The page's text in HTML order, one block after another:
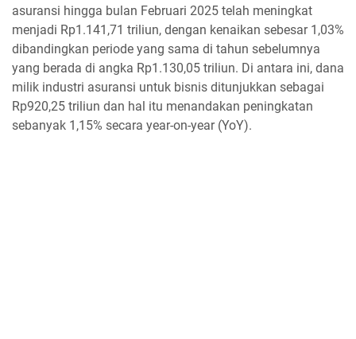
asuransi hingga bulan Februari 2025 telah meningkat
menjadi Rp1.141,71 triliun, dengan kenaikan sebesar 1,03%
dibandingkan periode yang sama di tahun sebelumnya
yang berada di angka Rp1.130,05 triliun. Di antara ini, dana
milik industri asuransi untuk bisnis ditunjukkan sebagai
Rp920,25 triliun dan hal itu menandakan peningkatan
sebanyak 1,15% secara year-on-year (YoY).